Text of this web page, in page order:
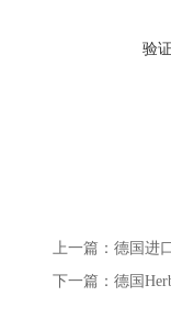
验
上一篇： 德国进
下一篇： 德国